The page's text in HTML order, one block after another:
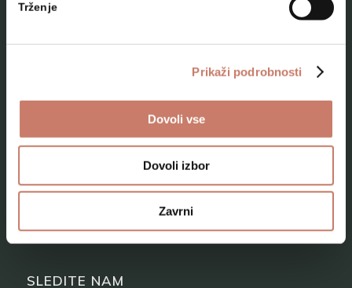
Trženje
Prikaži podrobnosti
Dovoli vse
Dovoli izbor
Zavrni
Kam na izlet
Programi za skupine odraslih
Kje smo
SLEDITE NAM